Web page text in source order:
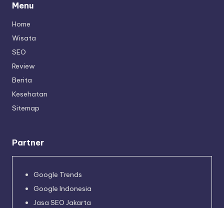
Menu
Home
Wisata
SEO
Review
Berita
Kesehatan
Sitemap
Partner
Google Trends
Google Indonesia
Jasa SEO Jakarta